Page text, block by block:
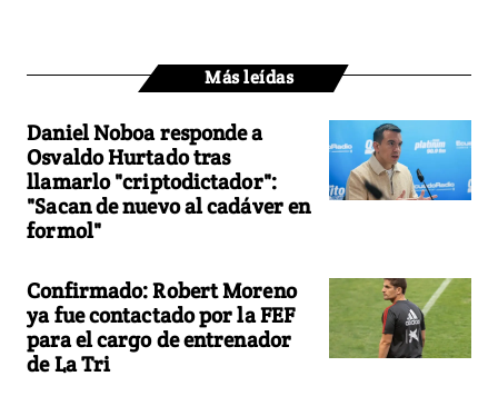
Más leídas
Daniel Noboa responde a
Osvaldo Hurtado tras
llamarlo "criptodictador":
"Sacan de nuevo al cadáver en
formol"
Confirmado: Robert Moreno
ya fue contactado por la FEF
para el cargo de entrenador
de La Tri